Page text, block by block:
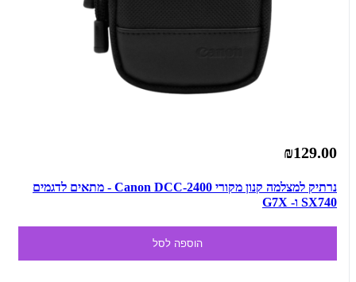
₪129.00
נרתיק למצלמה קנון מקורי Canon DCC-2400 - מתאים לדגמים
SX740 ו- G7X
הוספה לסל